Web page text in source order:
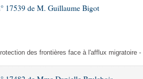
17539 de M. Guillaume Bigot
des frontières face à l'afflux migratoire